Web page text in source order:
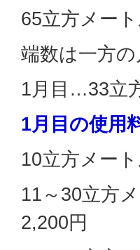
65立方メー
端数は一方の
1月目…33立
1月目の使用
10立方メー
11～30立方
2,200円